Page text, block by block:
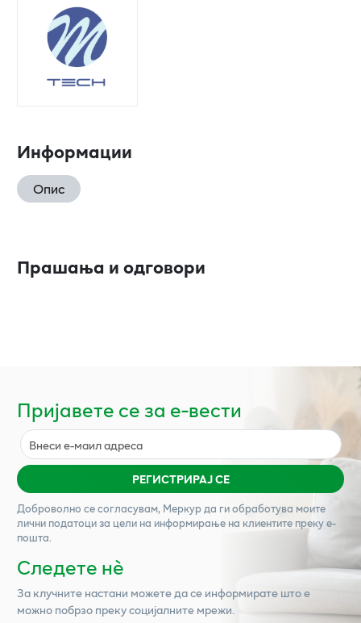
Информации
Опис
Прашања и одговори
Пријавете се за е-вести
РЕГИСТРИРАЈ СЕ
Доброволно се согласувам, Меркурда ги обработува моите
лични податоци за цели на информирање на клиентите преку е-
пошта.
Следете нѐ
За клучните настани можете да се информирате што е
можно побрзо преку социјалните мрежи.